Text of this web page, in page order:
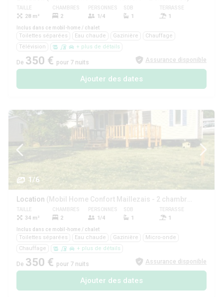
TAILLE
28 m²
CHAMBRES
2
PERSONNES
1/4
SDB
1
TERRASSE
1
Inclus dans ce mobil-home / chalet
Toilettes séparées Eau chaude Gazinière
Chauffage
Télévision
+ plus de détails
De 350 € pour 7 nuits Assurance disponible
Ajouter des dates
1/6
Location (Mobil Home Confort Maillezais - 2 chambres)
TAILLE
34 m²
CHAMBRES
2
PERSONNES
1/4
SDB
1
TERRASSE
1
Inclus dans ce mobil-home / chalet
Toilettes séparées Eau chaude Gazinière
Micro-onde
Chauffage
+ plus de détails
De 350 € pour 7 nuits Assurance disponible
Ajouter des dates